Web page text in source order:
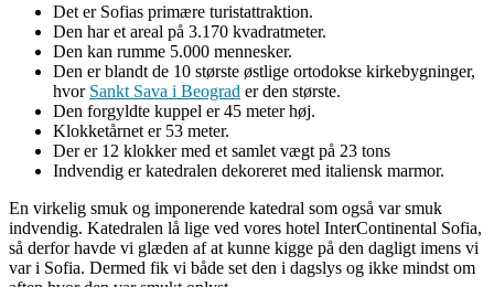
Det er Sofias primære turistattraktion.
Den har et areal på 3.170 kvadratmeter.
Den kan rumme 5.000 mennesker.
Den er blandt de 10 største østlige ortodokse kirkebygninger,
hvor Sankt Sava i Beograd er den største.
Den forgyldte kuppel er 45 meter høj.
Klokketårnet er 53 meter.
Der er 12 klokker med et samlet vægt på 23 tons
Indvendig er katedralen dekoreret med italiensk marmor.
En virkelig smuk og imponerende katedral som også var smuk
indvendig. Katedralen lå lige ved vores hotel InterContinental Sofia,
så derfor havde vi glæden af at kunne kigge på den dagligt imens vi
var i Sofia. Dermed fik vi både set den i dagslys og ikke mindst om